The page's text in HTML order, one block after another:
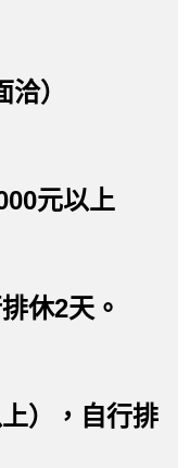
）
元以上
休2天。
），自行排